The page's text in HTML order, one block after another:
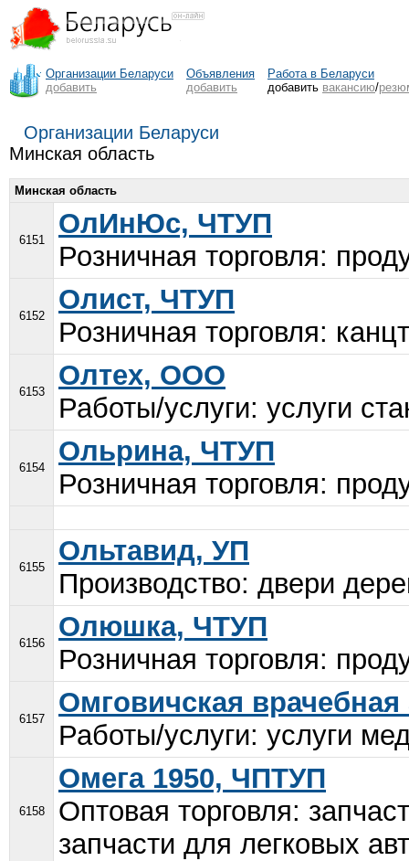
Организации Беларуси
добавить
Объявления
добавить
Работа в Беларуси
добавить вакансию/
Организации Беларуси
Минская область
Минская область
6151
ОлИнЮс, ЧТУП
Розничная торговля:
6152
Олист, ЧТУП
Розничная торговля:
6153
Олтех, ООО
Работы/услуги: услуги
6154
Ольрина, ЧТУП
Розничная торговля:
6155
Ольтавид, УП
Производство: двери
6156
Олюшка, ЧТУП
Розничная торговля:
6157
Омговичская
Работы/услуги: услуги
6158
Омега 1950, ЧПТУП
Оптовая торговля:
запчасти для легковых